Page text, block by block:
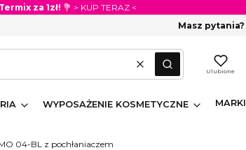
za 1zł! 💐 > KUP TERAZ <
Masz pytania?
WyczyśćSzukaj
Ulubione
WYPOSAŻENIE KOSMETYCZNE MARKI
04-BL z pochłaniaczem